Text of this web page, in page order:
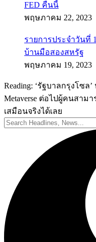
FED คืนนี้
พฤษภาคม 22, 2023
รายการประจำวันที่
บ้านมือสองสหรัฐ
พฤษภาคม 19, 2023
Reading: ‘รัฐบาลกรุงโซล
Metaverse ต่อไปผู้คนสาม
เสมือนจริงได้เลย